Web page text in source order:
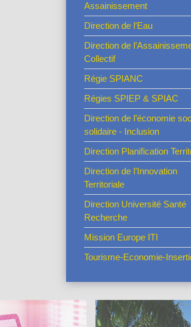
Assainissement
Direction de l’Eau
Direction de
Collectif
Régie SPIANC
Régies SPIEP & SPIAC
Direction de l’économie
solidaire - Inclusion
Direction Planification
Direction de l’Innovation
Territoriale
Direction Université Santé
Recherche
Mission Europe ITI
Tourisme-Economie-